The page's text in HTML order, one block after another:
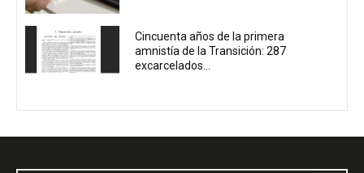
Cincuenta años de la primera
amnistía de la Transición: 287
excarcelados...